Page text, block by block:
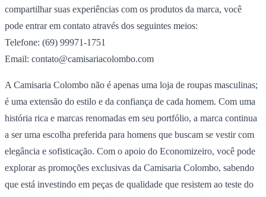
compartilhar suas experiências com os produtos da marca, você
pode entrar em contato através dos seguintes meios:
Telefone: (69) 99971-1751
Email: contato@camisariacolombo.com
A Camisaria Colombo não é apenas uma loja de roupas masculinas;
é uma extensão do estilo e da confiança de cada homem. Com uma
história rica e marcas renomadas em seu portfólio, a marca continua
a ser uma escolha preferida para homens que buscam se vestir com
elegância e sofisticação. Com o apoio do Economizeiro, você pode
explorar as promoções exclusivas da Camisaria Colombo, sabendo
que está investindo em peças de qualidade que resistem ao teste do